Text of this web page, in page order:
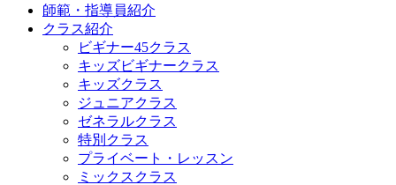
師範・指導員紹介
クラス紹介
ビギナー45クラス
キッズビギナークラス
キッズクラス
ジュニアクラス
ゼネラルクラス
特別クラス
プライベート・レッスン
ミックスクラス